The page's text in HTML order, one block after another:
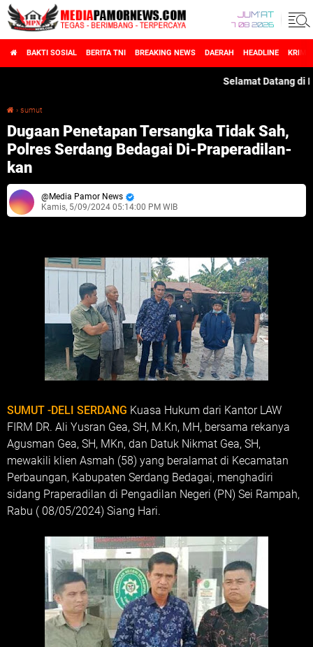
JUM'AT
7 08 2026
BAKTI SOSIAL BERITA TNI BREAKING NEWS DAERAH HEADLINE
Selamat Datang di
› sumut
Dugaan Penetapan Tersangka Tidak Sah,
Polres Serdang Bedagai Di-Praperadilan-
kan
Media Pamor News
Kamis, 5/09/2024 05:14:00 PM WIB
SUMUT -DELI SERDANG Kuasa Hukum dari Kantor LAW
FIRM DR. Ali Yusran Gea, SH, M.Kn, MH, bersama rekanya
Agusman Gea, SH, MKn, dan Datuk Nikmat Gea, SH,
mewakili klien Asmah (58) yang beralamat di Kecamatan
Perbaungan, Kabupaten Serdang Bedagai, menghadiri
sidang Praperadilan di Pengadilan Negeri (PN) Sei Rampah,
Rabu ( 08/05/2024) Siang Hari.